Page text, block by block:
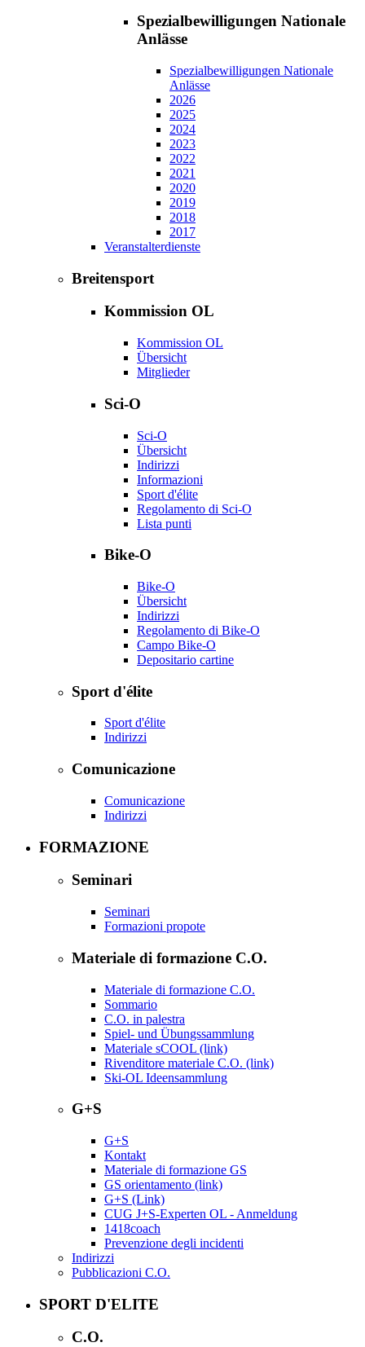
Spezialbewilligungen Nationale
Anlässe
Spezialbewilligungen Nationale
Anlässe
2026
2025
2024
2023
2022
2021
2020
2019
2018
2017
Veranstalterdienste
Breitensport
Kommission OL
Kommission OL
Übersicht
Mitglieder
Sci-O
Sci-O
Übersicht
Indirizzi
Informazioni
Sport d'élite
Regolamento di Sci-O
Lista punti
Bike-O
Bike-O
Übersicht
Indirizzi
Regolamento di Bike-O
Campo Bike-O
Depositario cartine
Sport d'élite
Sport d'élite
Indirizzi
Comunicazione
Comunicazione
Indirizzi
FORMAZIONE
Seminari
Seminari
Formazioni propote
Materiale di formazione C.O.
Materiale di formazione C.O.
Sommario
C.O. in palestra
Spiel- und Übungssammlung
Materiale sCOOL (link)
Rivenditore materiale C.O. (link)
Ski-OL Ideensammlung
G+S
G+S
Kontakt
Materiale di formazione GS
GS orientamento (link)
G+S (Link)
CUG J+S-Experten OL - Anmeldung
1418coach
Prevenzione degli incidenti
Indirizzi
Pubblicazioni C.O.
SPORT D'ELITE
C.O.